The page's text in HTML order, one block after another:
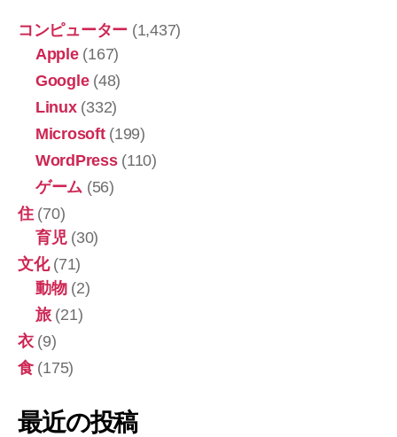
コンピューター (1,437)
Apple(167)
Google(48)
Linux(332)
Microsoft(199)
WordPress(110)
ゲーム (56)
住(70)
育児(30)
文化(71)
動物(2)
旅(21)
衣(9)
食(175)
最近の投稿